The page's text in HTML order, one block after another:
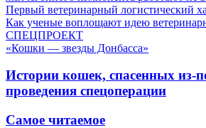
Первый ветеринарный логистический
Как ученые воплощают идею
СПЕЦПРОЕКТ
«Кошки — звезды Донбасса»
Истории кошек, спасенных из-
проведения спецоперации
Самое читаемое